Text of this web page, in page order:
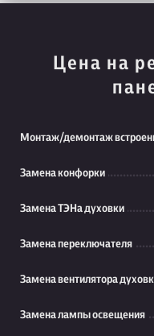
Цена на
Монтаж/демонтаж
Замена конфорки
Замена ТЭНа духовки
Замена переключателя
Замена вентилятора
Замена лампы освещения